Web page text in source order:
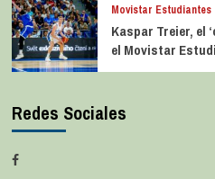
Movistar Estudiantes
Kaspar Treier, el
el Movistar
Redes Sociales